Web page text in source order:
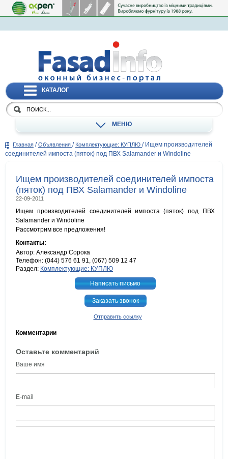
КАТАЛОГ
МЕНЮ
Главная / Объявления / Комплектующие: КУПЛЮ / Ищем производителей
соединителей импоста (пяток) под ПВХ Salamander и Windoline
Ищем производителей соединителей импоста
(пяток) под ПВХ Salamander и Windoline
22-09-2011
Ищем производителей соединителей импоста (пяток) под ПВХ
Salamander и Windoline
Рассмотрим все предложения!
Контакты:
Автор: Александр Сорока
Телефон: (044) 576 61 91, (067) 509 12 47
Раздел: Комплектующие: КУПЛЮ
Написать письмо
Заказать звонок
Отправить ссылку
Комментарии
Оставьте комментарий
Ваше имя
E-mail